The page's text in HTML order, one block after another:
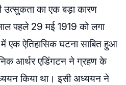
उत्सुकता का एक बड़ा कारण
पहले 29 मई 1919 को लगा
में एक ऐतिहासिक घटना साबित हुआ
आर्थर एडिंगटन ने ग्रहण के
किया था। इसी अध्ययन ने